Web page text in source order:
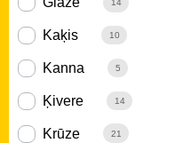
14
Kaķis 10
Kanna 5
Ķivere 14
Krūze 21